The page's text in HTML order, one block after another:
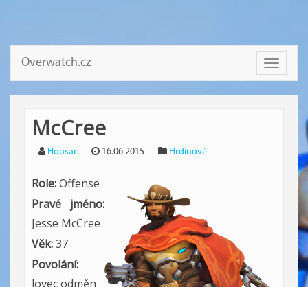
Toggle
Overwatch.cz
McCree
Housac 16.06.2015 Hrdinové
Role:Offense
Pravé jméno:
Jesse McCree
Věk:37
Povolání:
lovec odměn